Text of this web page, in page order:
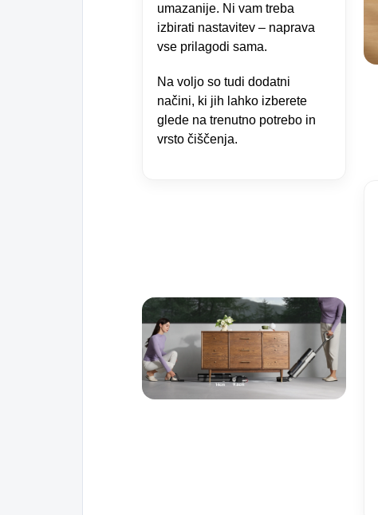
umazanije. Ni vam treba
izbirati nastavitev – naprava
vse prilagodi sama.
Na voljo so tudi dodatni
načini, ki jih lahko izberete
glede na trenutno potrebo in
vrsto čiščenja.